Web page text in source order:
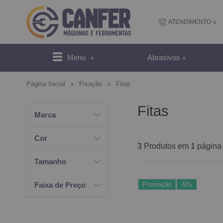
ATENDIMENTO
(48) 2102-
Menu Abrasivos
Página Inicial Fixação Fitas
Marca
Cor
Tamanho
Faixa de Preço
Fitas
3 Produtos em 1 página
Promoção -5%